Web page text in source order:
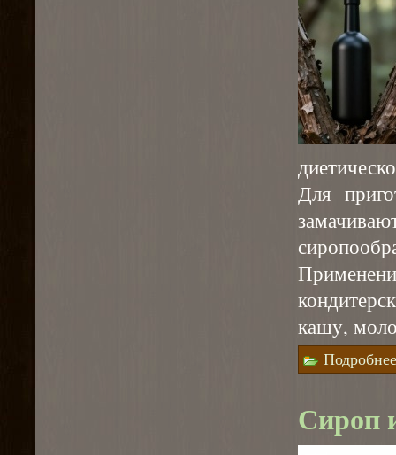
Для
кашу,
Подробнее
Сироп